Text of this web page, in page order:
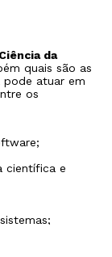
da
quais são as
pode atuar em
os
científica e
dados;